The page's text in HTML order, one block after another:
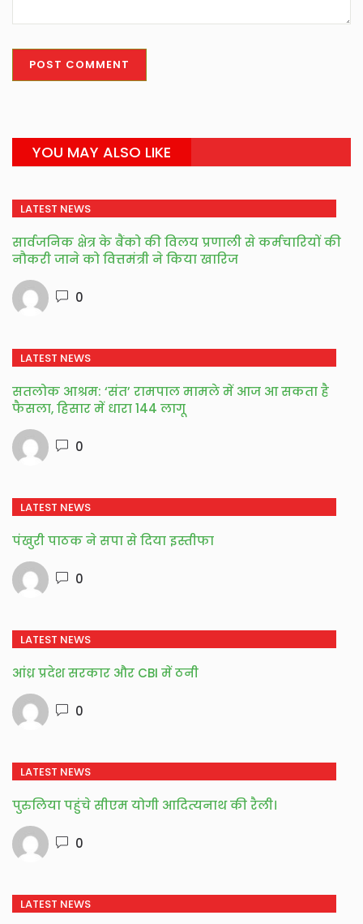
YOU MAY ALSO LIKE
LATEST NEWS
सार्वजनिक क्षेत्र के बैंको की विलय प्रणाली से कर्मचारियों की
नौकरी जाने को वित्तमंत्री ने किया खारिज
0
LATEST NEWS
सतलोक आश्रम: ‘संत’ रामपाल मामले में आज आ सकता है
फैसला, हिसार में धारा 144 लागू
0
LATEST NEWS
पंखुरी पाठक ने सपा से दिया इस्तीफा
0
LATEST NEWS
आंध्र प्रदेश सरकार और CBI में ठनी
0
LATEST NEWS
पुरुलिया पहुंचे सीएम योगी आदित्यनाथ की रैली।
0
LATEST NEWS